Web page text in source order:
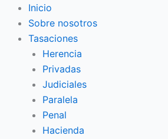
contenido
Inicio
Sobre nosotros
Tasaciones
Herencia
Privadas
Judiciales
Paralela
Penal
Hacienda